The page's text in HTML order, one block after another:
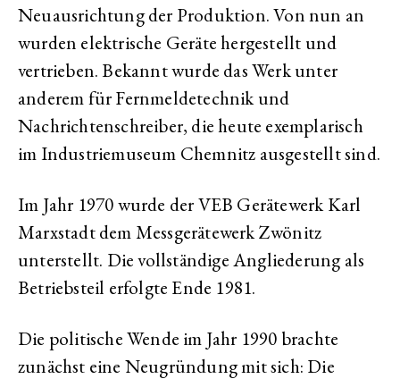
Neuausrichtung der Produktion. Von nun an
wurden elektrische Geräte hergestellt und
vertrieben. Bekannt wurde das Werk unter
anderem für Fernmeldetechnik und
Nachrichtenschreiber, die heute exemplarisch
im Industriemuseum Chemnitz ausgestellt sind.
Im Jahr 1970 wurde der VEB Gerätewerk Karl
Marxstadt dem Messgerätewerk Zwönitz
unterstellt. Die vollständige Angliederung als
Betriebsteil erfolgte Ende 1981.
Die politische Wende im Jahr 1990 brachte
zunächst eine Neugründung mit sich: Die